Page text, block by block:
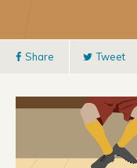
Share Tweet